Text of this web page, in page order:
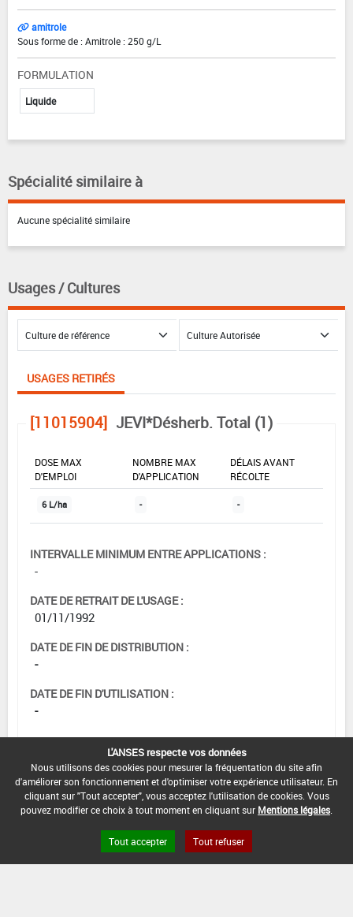
amitrole
Sous forme de : Amitrole : 250 g/L
FORMULATION
Liquide
Spécialité similaire à
Aucune spécialité similaire
Usages / Cultures
USAGES RETIRÉS
[11015904] JEVI*Désherb. Total (1)
DOSE MAX
D'EMPLOI
NOMBRE MAX
D'APPLICATION
DÉLAIS AVANT
RÉCOLTE
6 L/ha - -
INTERVALLE MINIMUM ENTRE APPLICATIONS :
-
DATE DE RETRAIT DE L'USAGE :
01/11/1992
DATE DE FIN DE DISTRIBUTION :
-
DATE DE FIN D'UTILISATION :
-
L'ANSES respecte vos données
Nous utilisons des cookies pour mesurer la fréquentation du site afin
d'améliorer son fonctionnement et d'optimiser votre expérience utilisateur. En
cliquant sur "Tout accepter", vous acceptez l'utilisation de cookies. Vous
pouvez modifier ce choix à tout moment en cliquant sur Mentions légales
Tout accepter Tout refuser